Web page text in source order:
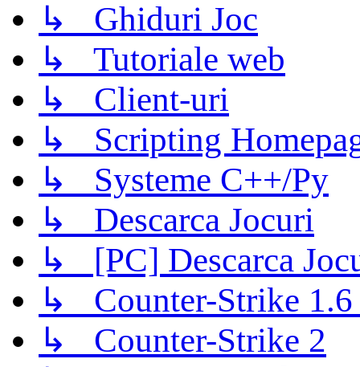
↳ Ghiduri Joc
↳ Tutoriale web
↳ Client-uri
↳ Scripting
↳ Systeme C++/Py
↳ Descarca Jocuri
↳ [PC] Descarca
↳ Counter-Strike 1.6
↳ Counter-Strike 2